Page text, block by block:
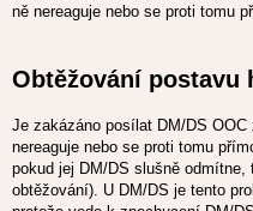
ně nereaguje nebo se proti tomu
Obtěžování postavu
Je zakázáno posílat DM/DS
nereaguje nebo se proti tomu
pokud jej DM/DS slušně
obtěžování). U DM/DS je tento